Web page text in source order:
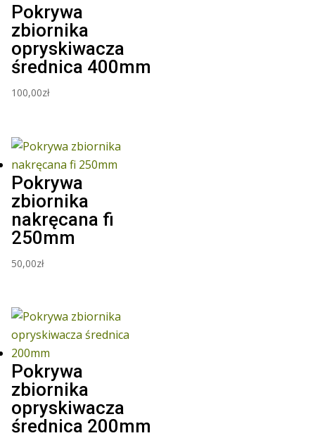
Pokrywa
zbiornika
opryskiwacza
średnica 400mm
100,00zł
Pokrywa
zbiornika
nakręcana fi
250mm
50,00zł
Pokrywa
zbiornika
opryskiwacza
średnica 200mm